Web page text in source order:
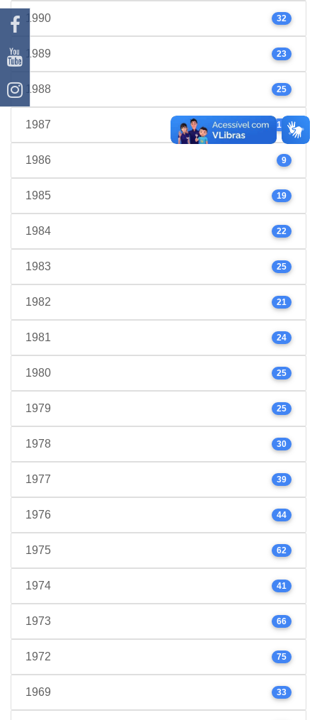
1990 32
1989 23
1988 25
1987 17
1986 9
1985 19
1984 22
1983 25
1982 21
1981 24
1980 25
1979 25
1978 30
1977 39
1976 44
1975 62
1974 41
1973 66
1972 75
1969 33